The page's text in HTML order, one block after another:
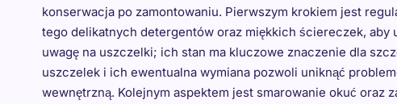
konserwacja po zamontowaniu. Pierwszym krokiem jest
tego delikatnych detergentów oraz miękkich ściereczek,
uwagę na uszczelki; ich stan ma kluczowe znaczenie dla
uszczelek i ich ewentualna wymiana pozwoli uniknąć
wewnętrzną. Kolejnym aspektem jest smarowanie okuć oraz